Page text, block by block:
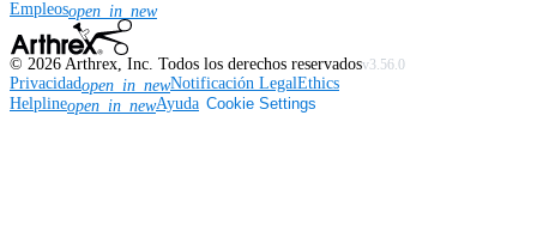
Empleosopen_in_new
© 2026 Arthrex, Inc. Todos los derechos reservadosv3.56.0
Privacidadopen_in_newNotificación LegalEthics
Helplineopen_in_newAyuda Cookie Settings